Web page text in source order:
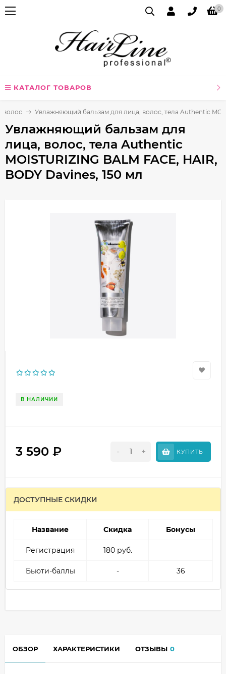
0
КАТАЛОГ ТОВАРОВ
волос Увлажняющий бальзам для лица, волос, тела Authentic
Увлажняющий бальзам для
лица, волос, тела Authentic
MOISTURIZING BALM FACE, HAIR,
BODY Davines, 150 мл
В НАЛИЧИИ
3 590 ₽ - + КУПИТЬ
ДОСТУПНЫЕ СКИДКИ
Название Скидка Бонусы
Регистрация 180 руб.
Бьюти-баллы - 36
ОБЗОР ХАРАКТЕРИСТИКИ ОТЗЫВЫ 0